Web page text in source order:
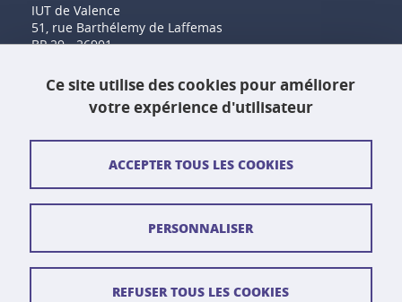
IUT de Valence
51, rue Barthélemy de Laffemas
BP 29 - 26901
Tél. : 04 75 41 88 00
Fax : 04 75 41 88 44
Contact et plan d'accès
Plan du site
Mentions légales
Ce site utilise des cookies pour améliorer
votre expérience d'utilisateur
ACCEPTER TOUS LES COOKIES
REFUSER TOUS LES COOKIES
PERSONNALISER